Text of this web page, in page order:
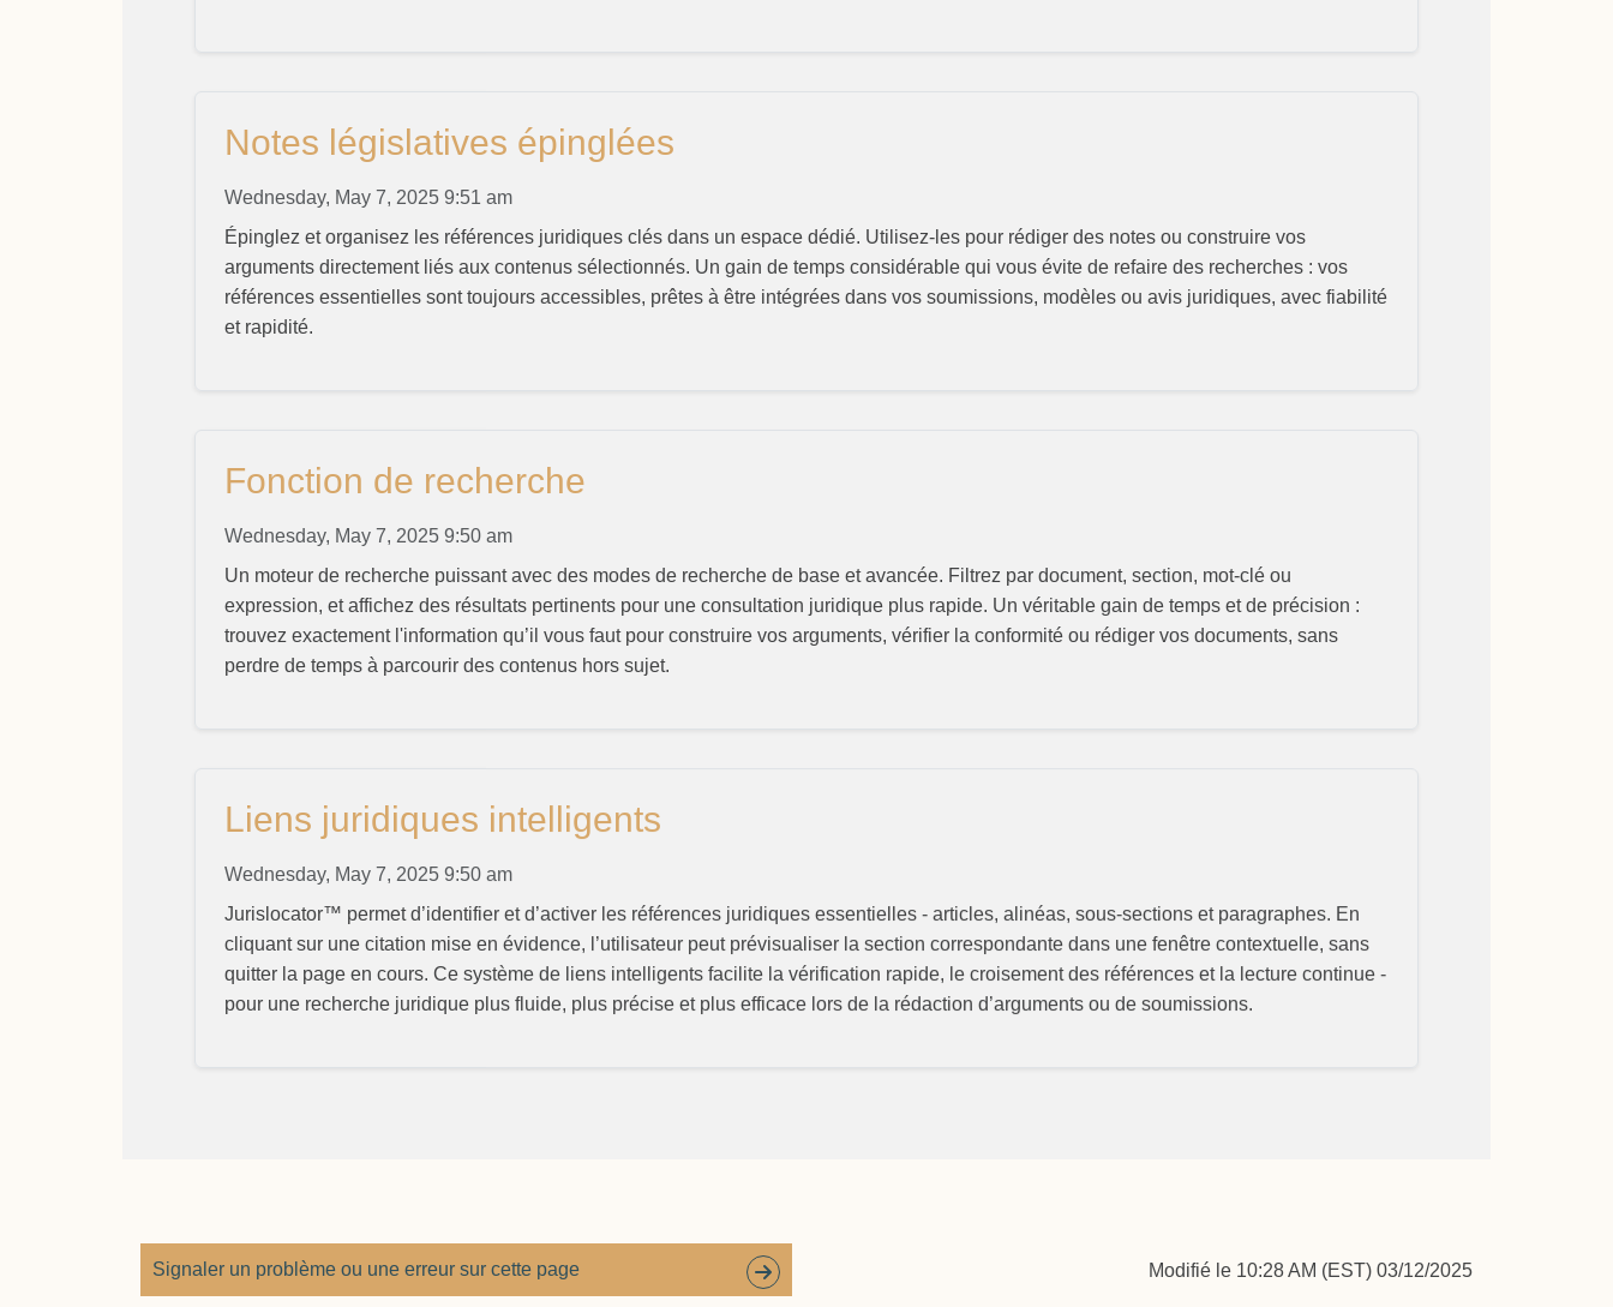
Notes législatives épinglées
Wednesday, May 7, 2025 9:51 am
Épinglez et organisez les références juridiques clés dans un espace dédié. Utilisez-les pour rédiger des notes ou construire vos
arguments directement liés aux contenus sélectionnés. Un gain de temps considérable qui vous évite de refaire des recherches : vos
références essentielles sont toujours accessibles, prêtes à être intégrées dans vos soumissions, modèles ou avis juridiques, avec fiabilité
et rapidité.
Fonction de recherche
Wednesday, May 7, 2025 9:50 am
Un moteur de recherche puissant avec des modes de recherche de base et avancée. Filtrez par document, section, mot-clé ou
expression, et affichez des résultats pertinents pour une consultation juridique plus rapide. Un véritable gain de temps et de précision :
trouvez exactement l'information qu’il vous faut pour construire vos arguments, vérifier la conformité ou rédiger vos documents, sans
perdre de temps à parcourir des contenus hors sujet.
Liens juridiques intelligents
Wednesday, May 7, 2025 9:50 am
Jurislocator™ permet d’identifier et d’activer les références juridiques essentielles - articles, alinéas, sous-sections et paragraphes. En
cliquant sur une citation mise en évidence, l’utilisateur peut prévisualiser la section correspondante dans une fenêtre contextuelle, sans
quitter la page en cours. Ce système de liens intelligents facilite la vérification rapide, le croisement des références et la lecture continue -
pour une recherche juridique plus fluide, plus précise et plus efficace lors de la rédaction d’arguments ou de soumissions.
Signaler un problème ou une erreur sur cette page Modifié le 10:28 AM (EST) 03/12/2025